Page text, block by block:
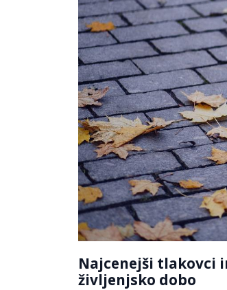
Najcenejši tlakovci
življenjsko dobo